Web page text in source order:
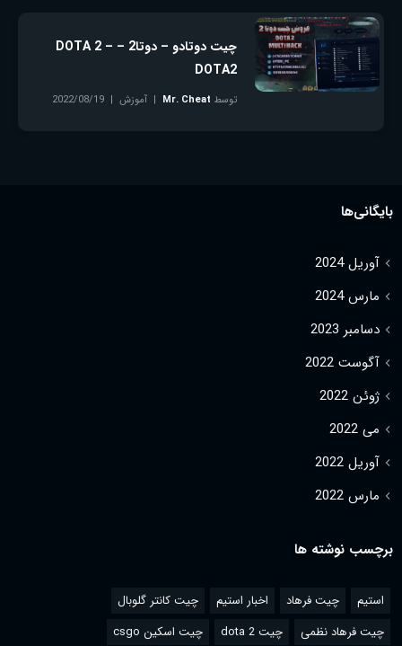
چیت دوتادو – دوتا2 – DOTA 2 –
DOTA2
توسط Mr. Cheat آموزش
2022/08/19
بایگانی‌ها
آوریل 2024
مارس 2024
دسامبر 2023
آگوست 2022
ژوئن 2022
می 2022
آوریل 2022
مارس 2022
برچسب نوشته ها
استیم چیت فرهاد اخبار استیم
چیت کانتر گلوبال
چیت فرهاد نظمی
چیت dota 2 چیت اسکین csgo